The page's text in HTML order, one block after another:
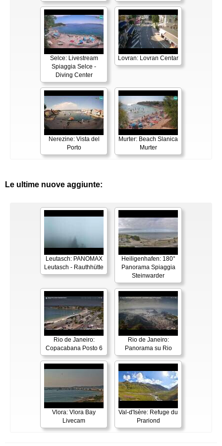
Selce: Livestream
Spiaggia Selce -
Diving Center
Lovran: Lovran Centar
Nerezine: Vista del
Porto
Murter: Beach Slanica
Murter
Le ultime nuove aggiunte:
Leutasch: PANOMAX
Leutasch - Rauthhütte
Heiligenhafen: 180°
Panorama Spiaggia
Steinwarder
Rio de Janeiro:
Copacabana Posto 6
Rio de Janeiro:
Panorama su Rio
Vlora: Vlora Bay
Livecam
Val-d'Isère: Refuge du
Prariond